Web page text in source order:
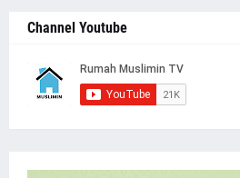
Channel Youtube